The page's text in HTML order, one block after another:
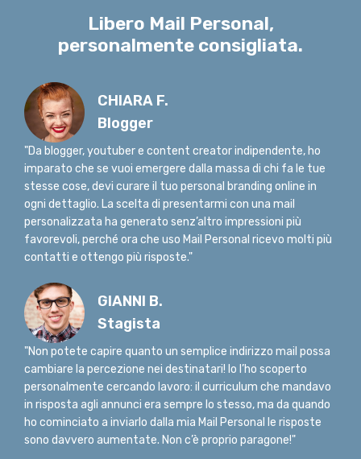
Libero Mail Personal,
personalmente consigliata.
CHIARA F.
Blogger
"Da blogger, youtuber e content creator indipendente, ho
imparato che se vuoi emergere dalla massa di chi fa le tue
stesse cose, devi curare il tuo personal branding online in
ogni dettaglio. La scelta di presentarmi con una mail
personalizzata ha generato senz’altro impressioni più
favorevoli, perché ora che uso Mail Personal ricevo molti più
contatti e ottengo più risposte."
GIANNI B.
Stagista
"Non potete capire quanto un semplice indirizzo mail possa
cambiare la percezione nei destinatari! Io l’ho scoperto
personalmente cercando lavoro: il curriculum che mandavo
in risposta agli annunci era sempre lo stesso, ma da quando
ho cominciato a inviarlo dalla mia Mail Personal le risposte
sono davvero aumentate. Non c’è proprio paragone!"